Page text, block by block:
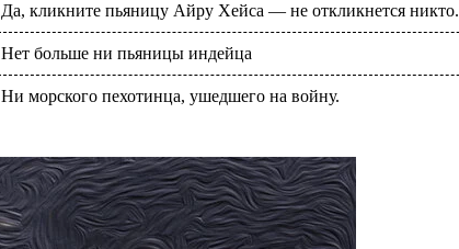
Да, кликните пьяницу Айру Хейса — не откликнется никто.
Нет больше ни пьяницы индейца
Ни морского пехотинца, ушедшего на войну.